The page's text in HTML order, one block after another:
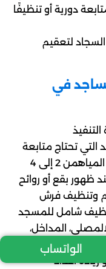
دورية أو تنظيفًا
في
التي تحتاج متابعة
ثابتةالسجاد، المداخل، الرفوف، دورات المياهمن 2 إلى 4
ظهور بقع أو روائح
وتنظيف فرش
4 إلى 8 ساعاتتنظيف شامل للمسجد
المداخل،
النوافذ، الوضوء، دورات المياهمن 5 إلى 10 ساعاتتنظيف
زيادة أعداد
الواتساب